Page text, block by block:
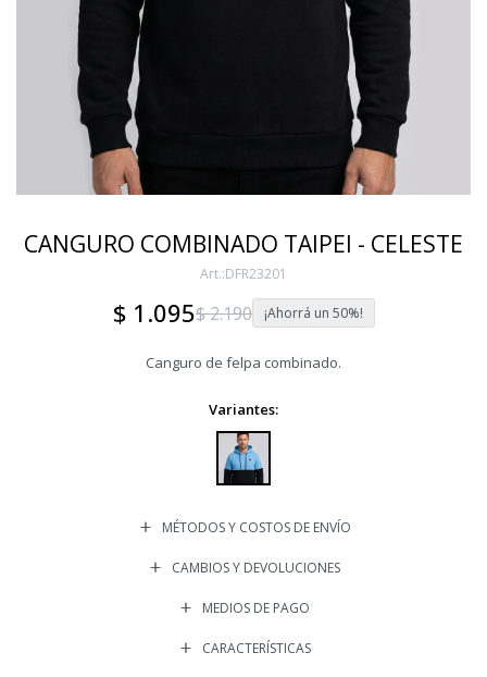
CANGURO COMBINADO TAIPEI - CELESTE
DFR23201
$ 1.095$2.190 50
Canguro de felpa combinado.
Variantes:
MÉTODOS Y COSTOS DE ENVÍO
CAMBIOS Y DEVOLUCIONES
MEDIOS DE PAGO
CARACTERÍSTICAS